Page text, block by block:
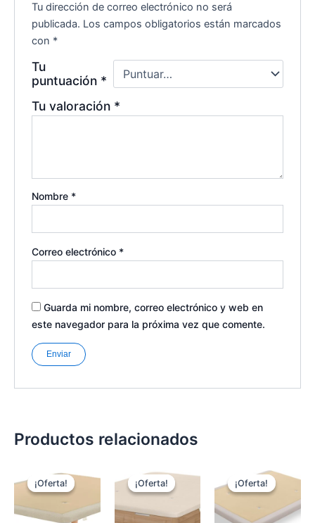
Tu dirección de correo electrónico no será
publicada. Los campos obligatorios están marcados
con *
Tu
puntuación *
Tu valoración *
Nombre *
Correo electrónico *
Guarda mi nombre, correo electrónico y web en
este navegador para la próxima vez que comente.
Productos relacionados
¡Oferta!
¡Oferta!
producto
tiene
múltiples
¡Oferta!
¡Oferta!
producto
tiene
múltiples
¡Oferta!
¡Oferta!